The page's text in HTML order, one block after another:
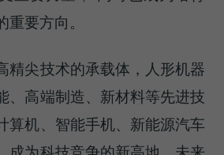
重要方向。
精尖技术的承载体，人形机器
、高端制造、新材料等先进技
算机、智能手机、新能源汽车